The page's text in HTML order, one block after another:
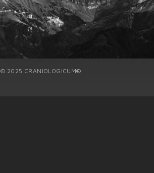
ÜBER UNS
BEHANDLUNGEN
IMPRESSUM
KONTAKT
© 2025 CRANIOLOGICUM®